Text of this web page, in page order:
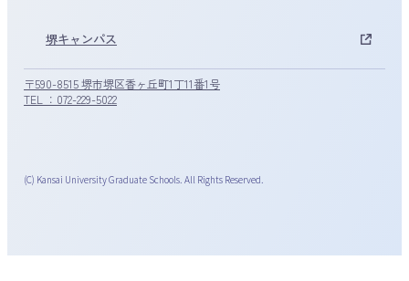
堺キャンパス
〒590-8515 堺市堺区香ヶ丘町1丁11番1号
TEL ：072-229-5022
(C) Kansai University Graduate Schools. All Rights Reserved.